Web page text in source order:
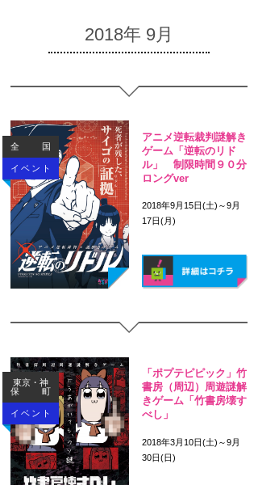
2018年 9月
全国
イベント
アニメ逆転裁判謎解き
ゲーム「逆転のリド
ル」 制限時間９０分
ロングver
2018年9月15日(土)～9月
17日(月)
東京・神
保町
イベント
「ポプテピピック」竹
書房（周辺）周遊謎解
きゲーム「竹書房壊す
べし」
2018年3月10日(土)～9月
30日(日)